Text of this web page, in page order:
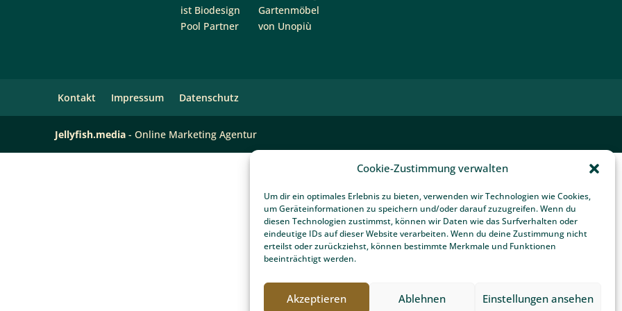
Cookie-Zustimmung verwalten
Um dir ein optimales Erlebnis zu bieten, verwenden wir Technologien wie Cookies,
um Geräteinformationen zu speichern und/oder darauf zuzugreifen. Wenn du
diesen Technologien zustimmst, können wir Daten wie das Surfverhalten oder
eindeutige IDs auf dieser Website verarbeiten. Wenn du deine Zustimmung nicht
erteilst oder zurückziehst, können bestimmte Merkmale und Funktionen
beeinträchtigt werden.
Akzeptieren Ablehnen Einstellungen ansehen